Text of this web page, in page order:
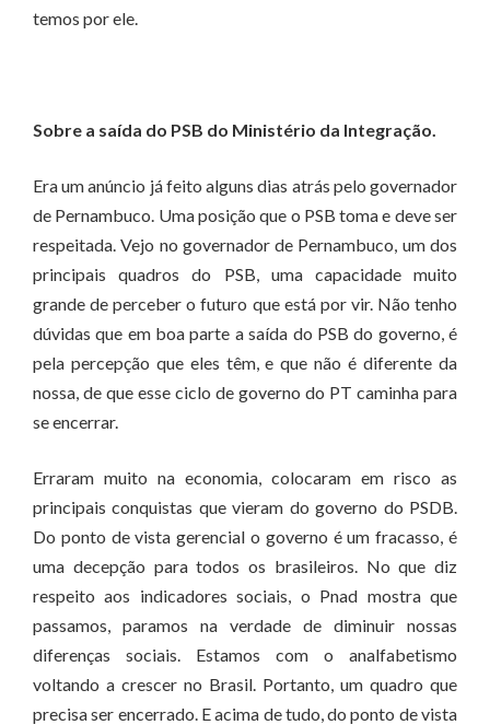
temos por ele.
Sobre a saída do PSB do Ministério da Integração.
Era um anúncio já feito alguns dias atrás pelo governador
de Pernambuco. Uma posição que o PSB toma e deve ser
respeitada. Vejo no governador de Pernambuco, um dos
principais quadros do PSB, uma capacidade muito
grande de perceber o futuro que está por vir. Não tenho
dúvidas que em boa parte a saída do PSB do governo, é
pela percepção que eles têm, e que não é diferente da
nossa, de que esse ciclo de governo do PT caminha para
se encerrar.
Erraram muito na economia, colocaram em risco as
principais conquistas que vieram do governo do PSDB.
Do ponto de vista gerencial o governo é um fracasso, é
uma decepção para todos os brasileiros. No que diz
respeito aos indicadores sociais, o Pnad mostra que
passamos, paramos na verdade de diminuir nossas
diferenças sociais. Estamos com o analfabetismo
voltando a crescer no Brasil. Portanto, um quadro que
precisa ser encerrado. E acima de tudo, do ponto de vista